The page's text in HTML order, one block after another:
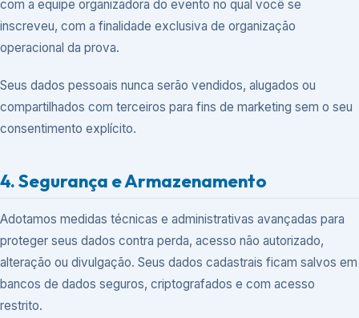
com a equipe organizadora do evento no qual você se
inscreveu, com a finalidade exclusiva de organização
operacional da prova.
Seus dados pessoais nunca serão vendidos, alugados ou
compartilhados com terceiros para fins de marketing sem o seu
consentimento explícito.
4. Segurança e Armazenamento
Adotamos medidas técnicas e administrativas avançadas para
proteger seus dados contra perda, acesso não autorizado,
alteração ou divulgação. Seus dados cadastrais ficam salvos em
bancos de dados seguros, criptografados e com acesso
restrito.